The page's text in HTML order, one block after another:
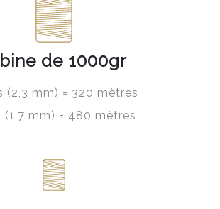
de 1000gr
(2,3 mm) = 320 mètres
(1,7 mm) = 480 mètres